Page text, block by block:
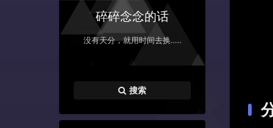
碎碎念念的话
没有天分，就用时间去换......
搜索